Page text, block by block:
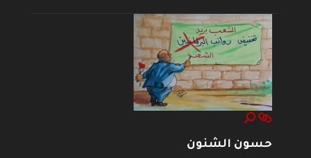
حسون الشنون